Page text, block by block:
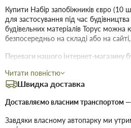
Купити Набір запобіжників євро (10
для застосування під час
будівельних матеріалів Торус можна
безпосередньо на складі або на
Переваги нашого інтернет-магазину
Якість без посередників:
безпосередніми виробниками.
будівництва та ремонту в
Читати повністю
Швидка доставка
Доставляємо власним транспортом
Завдяки власному автопарку ми